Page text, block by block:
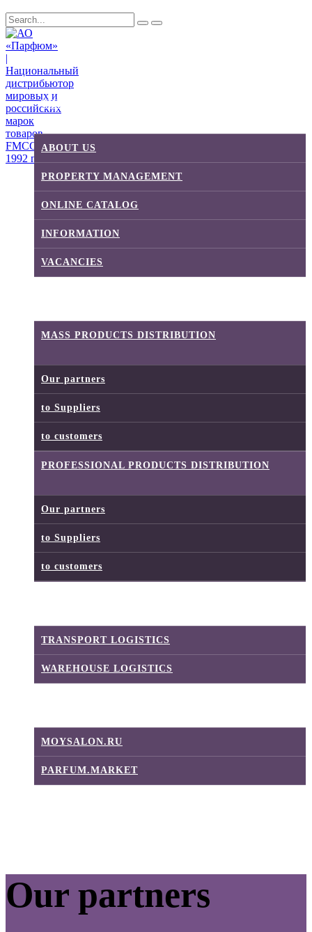
THE PARFUM GROUP
ABOUT US
PROPERTY MANAGEMENT
ONLINE CATALOG
INFORMATION
VACANCIES
MASS PRODUCTS DISTRIBUTION
Our partners
to Suppliers
to customers
PROFESSIONAL PRODUCTS DISTRIBUTION
Our partners
to Suppliers
to customers
TRANSPORT LOGISTICS
WAREHOUSE LOGISTICS
MOYSALON.RU
PARFUM.MARKET
Our partners